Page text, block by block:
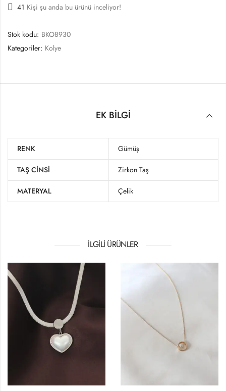
41 Kişi şu anda bu ürünü inceliyor!
Stok kodu: BKO8930
Kategoriler: Kolye
EK BILGI
RENK Gümüş
TAŞ CINSI Zirkon Taş
MATERYAL Çelik
İLGILI ÜRÜNLER